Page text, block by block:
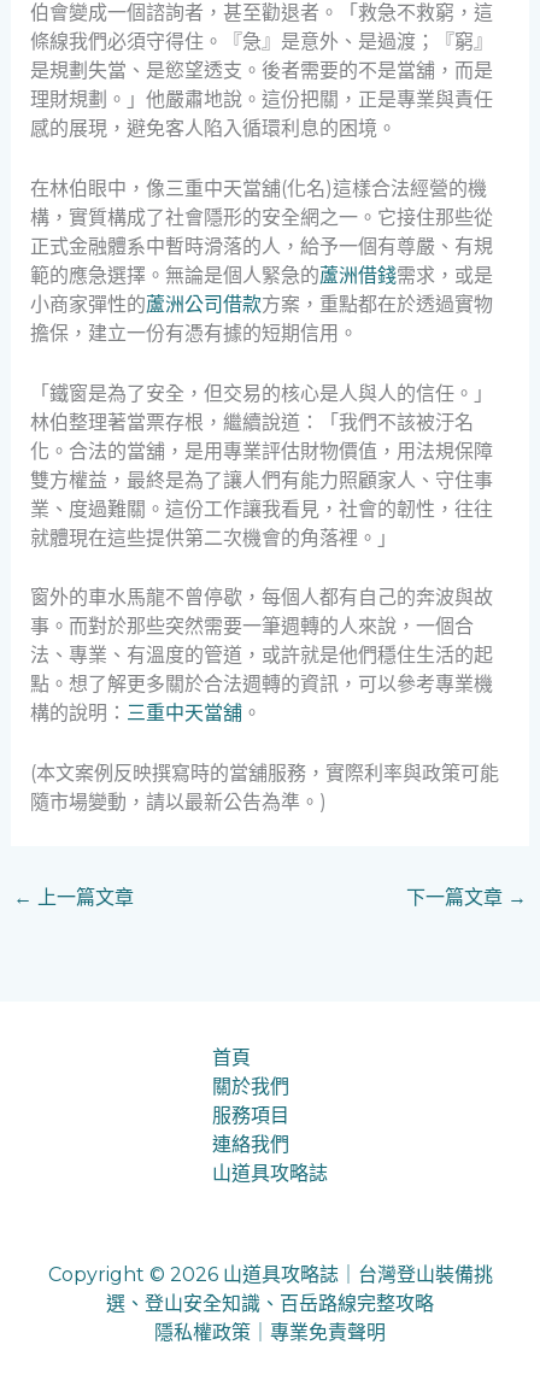
伯會變成一個諮詢者，甚至勸退者。「救急不救窮，這
條線我們必須守得住。『急』是意外、是過渡；『窮』
是規劃失當、是慾望透支。後者需要的不是當舖，而是
理財規劃。」他嚴肅地說。這份把關，正是專業與責任
感的展現，避免客人陷入循環利息的困境。
在林伯眼中，像三重中天當舖(化名)這樣合法經營的機
構，實質構成了社會隱形的安全網之一。它接住那些從
正式金融體系中暫時滑落的人，給予一個有尊嚴、有規
範的應急選擇。無論是個人緊急的蘆洲借錢需求，或是
小商家彈性的蘆洲公司借款方案，重點都在於透過實物
擔保，建立一份有憑有據的短期信用。
「鐵窗是為了安全，但交易的核心是人與人的信任。」
林伯整理著當票存根，繼續說道：「我們不該被汙名
化。合法的當舖，是用專業評估財物價值，用法規保障
雙方權益，最終是為了讓人們有能力照顧家人、守住事
業、度過難關。這份工作讓我看見，社會的韌性，往往
就體現在這些提供第二次機會的角落裡。」
窗外的車水馬龍不曾停歇，每個人都有自己的奔波與故
事。而對於那些突然需要一筆週轉的人來說，一個合
法、專業、有溫度的管道，或許就是他們穩住生活的起
點。想了解更多關於合法週轉的資訊，可以參考專業機
構的說明： 三重中天當舖。
(本文案例反映撰寫時的當舖服務，實際利率與政策可能
隨市場變動，請以最新公告為準。)
← 上一篇文章 下一篇文章 →
首頁
關於我們
服務項目
連絡我們
山道具攻略誌
Copyright © 2026 山道具攻略誌｜台灣登山裝備挑
選、登山安全知識、百岳路線完整攻略
隱私權政策
專業免責聲明